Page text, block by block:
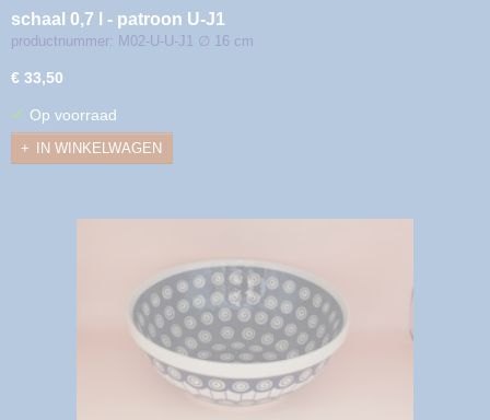
schaal 0,7 l - patroon U-J1
productnummer: M02-U-U-J1 ∅ 16 cm
€ 33,50
✓ Op voorraad
IN WINKELWAGEN